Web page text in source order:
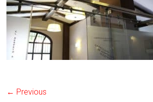
← Previous